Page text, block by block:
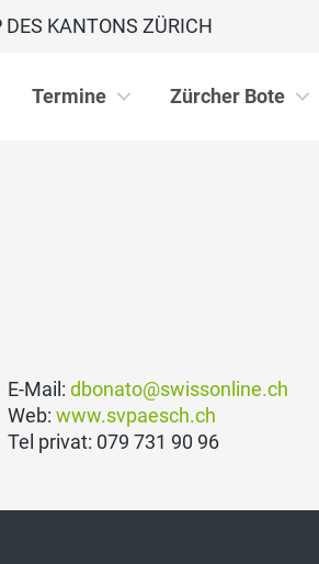
DES KANTONS ZÜRICH
Termine Zürcher Bote
E-Mail: dbonato@swissonline.ch
Web: www.svpaesch.ch
Tel privat: 079 731 90 96